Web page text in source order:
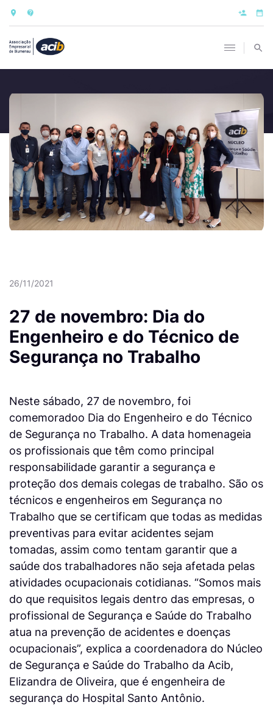
26/11/2021
27 de novembro: Dia do
Engenheiro e do Técnico de
Segurança no Trabalho
Neste sábado, 27 de novembro, foi
comemoradoo Dia do Engenheiro e do Técnico
de Segurança no Trabalho. A data homenageia
os profissionais que têm como principal
responsabilidade garantir a segurança e
proteção dos demais colegas de trabalho. São os
técnicos e engenheiros em Segurança no
Trabalho que se certificam que todas as medidas
preventivas para evitar acidentes sejam
tomadas, assim como tentam garantir que a
saúde dos trabalhadores não seja afetada pelas
atividades ocupacionais cotidianas. “Somos mais
do que requisitos legais dentro das empresas, o
profissional de Segurança e Saúde do Trabalho
atua na prevenção de acidentes e doenças
ocupacionais”, explica a coordenadora do Núcleo
de Segurança e Saúde do Trabalho da Acib,
Elizandra de Oliveira, que é engenheira de
segurança do Hospital Santo Antônio.